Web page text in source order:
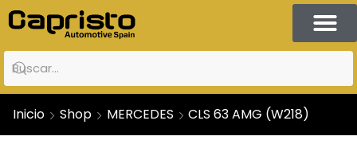
Inicio Shop MERCEDES CLS 63 AMG (W218)